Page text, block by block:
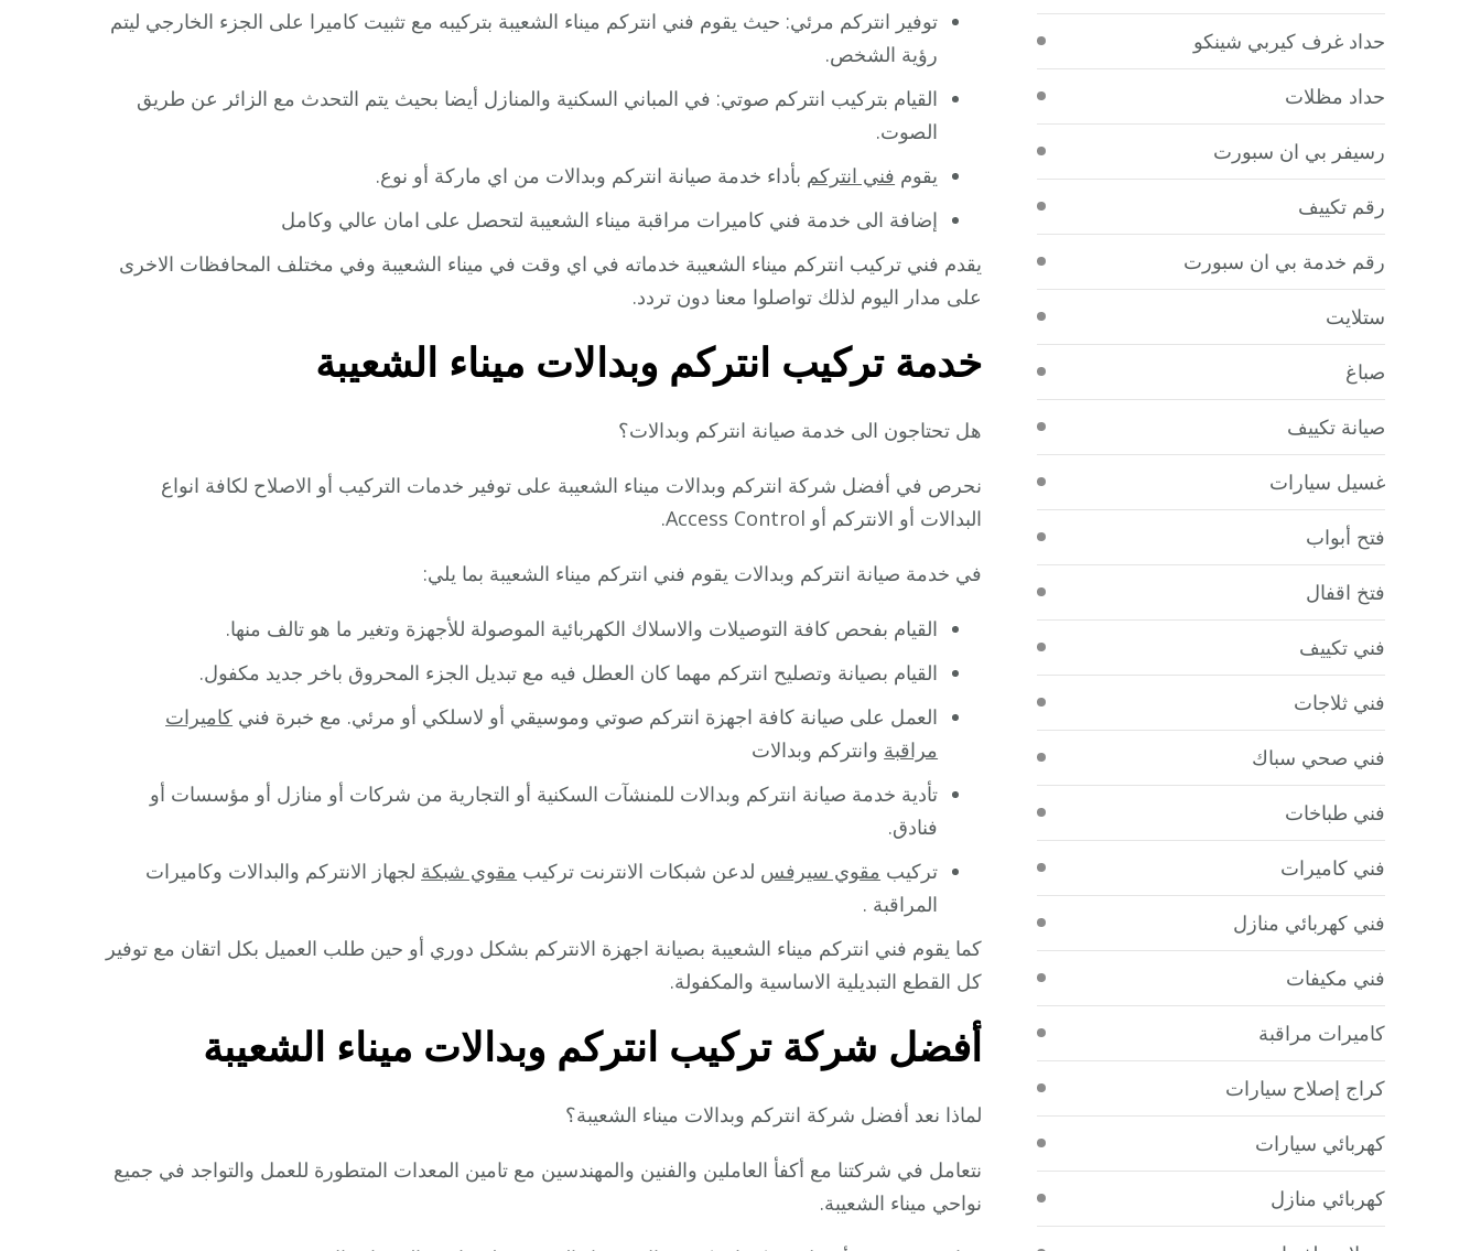
توفير انتركم مرئي: حيث يقوم فني انتركم ميناء الشعيبة بتركيبه مع تثبيت كاميرا على الجزء الخارجي ليتم
رؤية الشخص.
القيام بتركيب انتركم صوتي: في المباني السكنية والمنازل أيضا بحيث يتم التحدث مع الزائر عن طريق
الصوت.
يقوم فني انتركم بأداء خدمة صيانة انتركم وبدالات من اي ماركة أو نوع.
إضافة الى خدمة فني كاميرات مراقبة ميناء الشعيبة لتحصل على امان عالي وكامل
يقدم فني تركيب انتركم ميناء الشعيبة خدماته في اي وقت في ميناء الشعيبة وفي مختلف المحافظات الاخرى
على مدار اليوم لذلك تواصلوا معنا دون تردد.
خدمة تركيب انتركم وبدالات ميناء الشعيبة
هل تحتاجون الى خدمة صيانة انتركم وبدالات؟
نحرص في أفضل شركة انتركم وبدالات ميناء الشعيبة على توفير خدمات التركيب أو الاصلاح لكافة انواع
البدالات أو الانتركم أو Access Control.
في خدمة صيانة انتركم وبدالات يقوم فني انتركم ميناء الشعيبة بما يلي:
القيام بفحص كافة التوصيلات والاسلاك الكهربائية الموصولة للأجهزة وتغير ما هو تالف منها.
القيام بصيانة وتصليح انتركم مهما كان العطل فيه مع تبديل الجزء المحروق باخر جديد مكفول.
العمل على صيانة كافة اجهزة انتركم صوتي وموسيقي أو لاسلكي أو مرئي. مع خبرة فني كاميرات
مراقبة وانتركم وبدالات
تأدية خدمة صيانة انتركم وبدالات للمنشآت السكنية أو التجارية من شركات أو منازل أو مؤسسات أو
فنادق.
تركيب مقوي سيرفس لدعن شبكات الانترنت تركيب مقوي شبكة لجهاز الانتركم والبدالات وكاميرات
المراقبة .
كما يقوم فني انتركم ميناء الشعيبة بصيانة اجهزة الانتركم بشكل دوري أو حين طلب العميل بكل اتقان مع توفير
كل القطع التبديلية الاساسية والمكفولة.
أفضل شركة تركيب انتركم وبدالات ميناء الشعيبة
لماذا نعد أفضل شركة انتركم وبدالات ميناء الشعيبة؟
نتعامل في شركتنا مع أكفأ العاملين والفنين والمهندسين مع تامين المعدات المتطورة للعمل والتواجد في جميع
نواحي ميناء الشعيبة.
حداد غرف كيربي شينكو
حداد مظلات
رسيفر بي ان سبورت
رقم تكييف
رقم خدمة بي ان سبورت
ستلايت
صباغ
صيانة تكييف
غسيل سيارات
فتح أبواب
فتخ اقفال
فني تكييف
فني ثلاجات
فني صحي سباك
فني طباخات
فني كاميرات
فني كهربائي منازل
فني مكيفات
كاميرات مراقبة
كراج إصلاح سيارات
كهربائي سيارات
كهربائي منازل